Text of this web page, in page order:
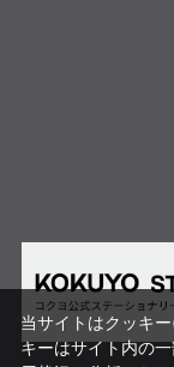
当サイトはクッキ
キーはサイト内の